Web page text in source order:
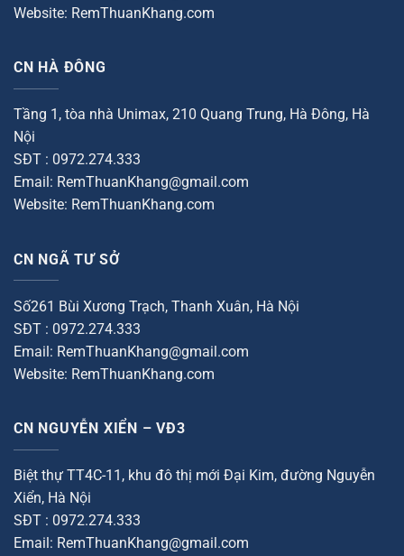
Website: RemThuanKhang.com
CN HÀ ĐÔNG
Tầng 1, tòa nhà Unimax, 210 Quang Trung, Hà Đông, Hà
Nội
SĐT : 0972.274.333
Email: RemThuanKhang@gmail.com
Website: RemThuanKhang.com
CN NGÃ TƯ SỞ
Số261 Bùi Xương Trạch, Thanh Xuân, Hà Nội
SĐT : 0972.274.333
Email: RemThuanKhang@gmail.com
Website: RemThuanKhang.com
CN NGUYỄN XIỂN – VĐ3
Biệt thự TT4C-11, khu đô thị mới Đại Kim, đường Nguyễn
Xiển, Hà Nội
SĐT : 0972.274.333
Email: RemThuanKhang@gmail.com